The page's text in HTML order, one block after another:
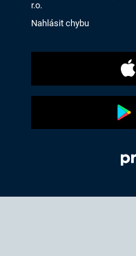
r.o.
Nahlásit chybu